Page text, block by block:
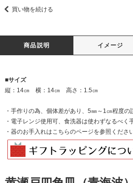
買い物を続ける
商品説明 イメージ
■サイズ
縦：14㎝ 横：14㎝ 高さ：1.5㎝
・手作りの為、個体差があり、5㎜～1㎝程度の
・電子レンジ使用可、食洗器は使わずなるべく
・器のお手入れはこちらのページを参照くださ